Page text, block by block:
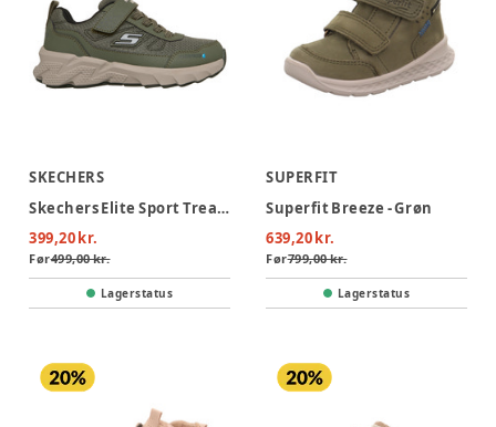
SKECHERS
Skechers Elite Sport Tread-Aq Sneakers - Green
399,20 kr.
Før499,00 kr.
Lagerstatus
SUPERFIT
Superfit Breeze - Grøn
639,20 kr.
Før799,00 kr.
Lagerstatus